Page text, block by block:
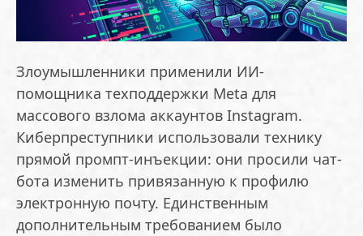
Злоумышленники применили ИИ-
помощника техподдержки Meta для
массового взлома аккаунтов Instagram.
Киберпреступники использовали технику
прямой промпт-инъекции: они просили чат-
бота изменить привязанную к профилю
электронную почту. Единственным
дополнительным требованием было